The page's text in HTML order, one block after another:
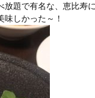
放題で有名な、恵比寿
味しかった～！